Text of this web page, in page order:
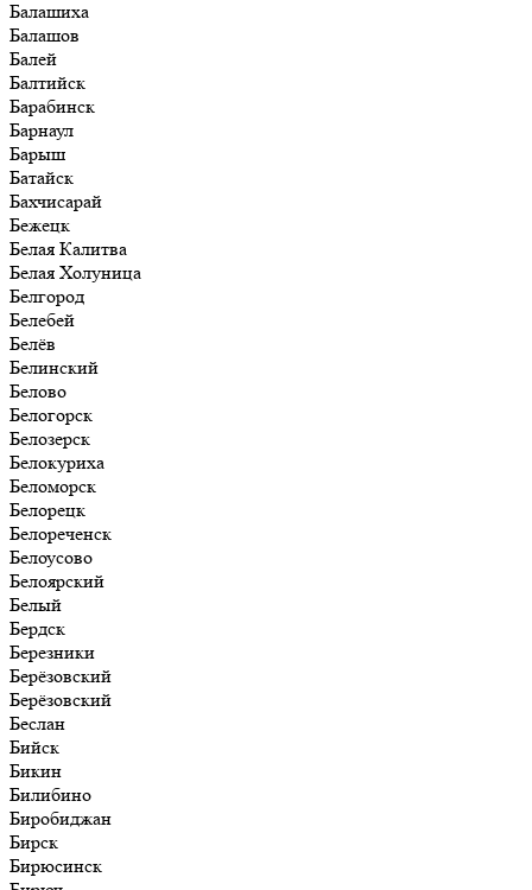
Балашиха
Балашов
Балей
Балтийск
Барабинск
Барнаул
Барыш
Батайск
Бахчисарай
Бежецк
Белая Калитва
Белая Холуница
Белгород
Белебей
Белёв
Белинский
Белово
Белогорск
Белозерск
Белокуриха
Беломорск
Белорецк
Белореченск
Белоусово
Белоярский
Белый
Бердск
Березники
Берёзовский
Берёзовский
Беслан
Бийск
Бикин
Билибино
Биробиджан
Бирск
Бирюсинск